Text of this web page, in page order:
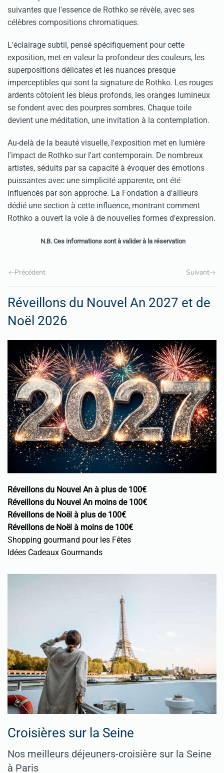
suivantes que l'essence de Rothko se révèle, avec ses
célèbres compositions chromatiques.
L'éclairage subtil, pensé spécifiquement pour cette
exposition, met en valeur la profondeur des couleurs, les
superpositions délicates et les nuances presque
imperceptibles qui sont la signature de Rothko. Les rouges
ardents côtoient les bleus profonds, les oranges lumineux
se fondent avec des pourpres sombres. Chaque toile
devient une méditation, une invitation à la contemplation.
Au-delà de la beauté visuelle, l'exposition met en lumière
l'impact de Rothko sur l'art contemporain. De nombreux
artistes, séduits par sa capacité à évoquer des émotions
puissantes avec une simplicité apparente, ont été
influencés par son approche. La Fondation a d'ailleurs
dédié une section à cette influence, montrant comment
Rothko a ouvert la voie à de nouvelles formes d'expression.
N.B. Ces informations sont à valider à la réservation
Précédent Suivant
Réveillons du Nouvel An 2027 et de
Noël 2026
Réveillons du Nouvel An à plus de 100€
Réveillons du Nouvel An moins de 100€
Réveillons de Noël à plus de 100€
Réveillons de Noël à moins de 100€
Shopping gourmand pour les Fêtes
Idées Cadeaux Gourmands
Croisières sur la Seine
Nos meilleurs déjeuners-croisière sur la Seine
à Paris